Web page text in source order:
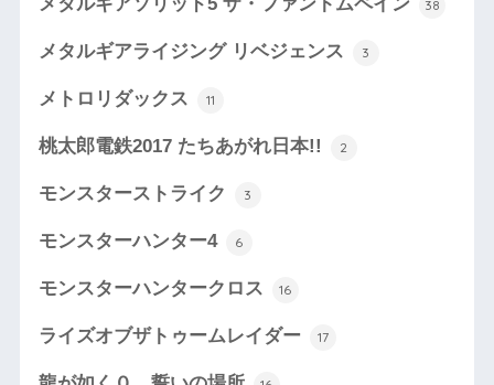
メタルギアソリッド5 ザ・ファントムペイン 38
メタルギアライジング リベジェンス 3
メトロリダックス 11
桃太郎電鉄2017 たちあがれ日本!! 2
モンスターストライク 3
モンスターハンター4 6
モンスターハンタークロス 16
ライズオブザトゥームレイダー 17